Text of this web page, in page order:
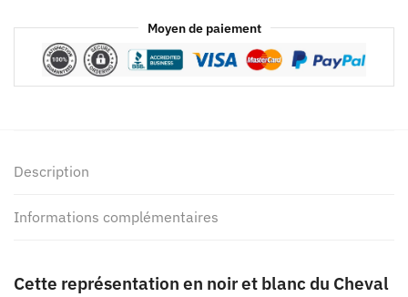
Moyen de paiement
Description
Informations complémentaires
Cette représentation en noir et blanc du Cheval